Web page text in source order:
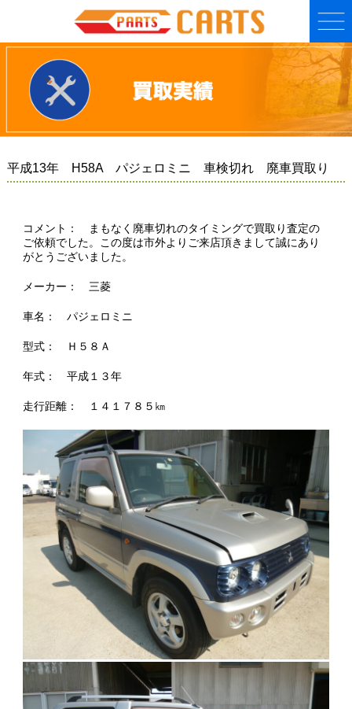
平成13年 H58A パジェロミニ 車検切れ 廃車買取り
コメント： まもなく廃車切れのタイミングで買取り査定の
ご依頼でした。この度は市外よりご来店頂きまして誠にあり
がとうございました。
メーカー： 三菱
車名： パジェロミニ
型式： Ｈ５８Ａ
年式： 平成１３年
走行距離： １４１７８５㎞